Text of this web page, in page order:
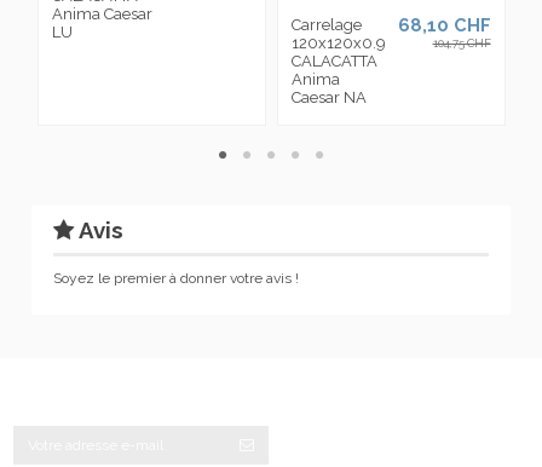
Anima Caesar
LU
Carrelage
120x120x0.9
CALACATTA
Anima
Caesar NA
68,10 CHF
104,75 CHF
Avis
Soyez le premier à donner votre avis !